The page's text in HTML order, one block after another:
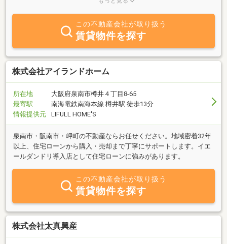
取り組んでおります。 不動産全般（賃貸・仲介・売買・貸倉庫）／
建築業全般（注文建築・リフォーム）の事なら、ぜひ当社へご相談
この不動産会社が取り扱う
賃貸物件を探す
株式会社アイランドホーム
所在地
大阪府泉南市樽井４丁目8-65
最寄駅
南海電鉄南海本線 樽井駅 徒歩13分
情報提供元
LIFULL HOME'S
泉南市・阪南市・岬町の不動産ならお任せください。地域密着32年
以上、住宅ローンから購入・売却まで丁寧にサポートします。イエ
ールダンドリ導入店として住宅ローンに強みがあります。
この不動産会社が取り扱う
賃貸物件を探す
株式会社太真興産